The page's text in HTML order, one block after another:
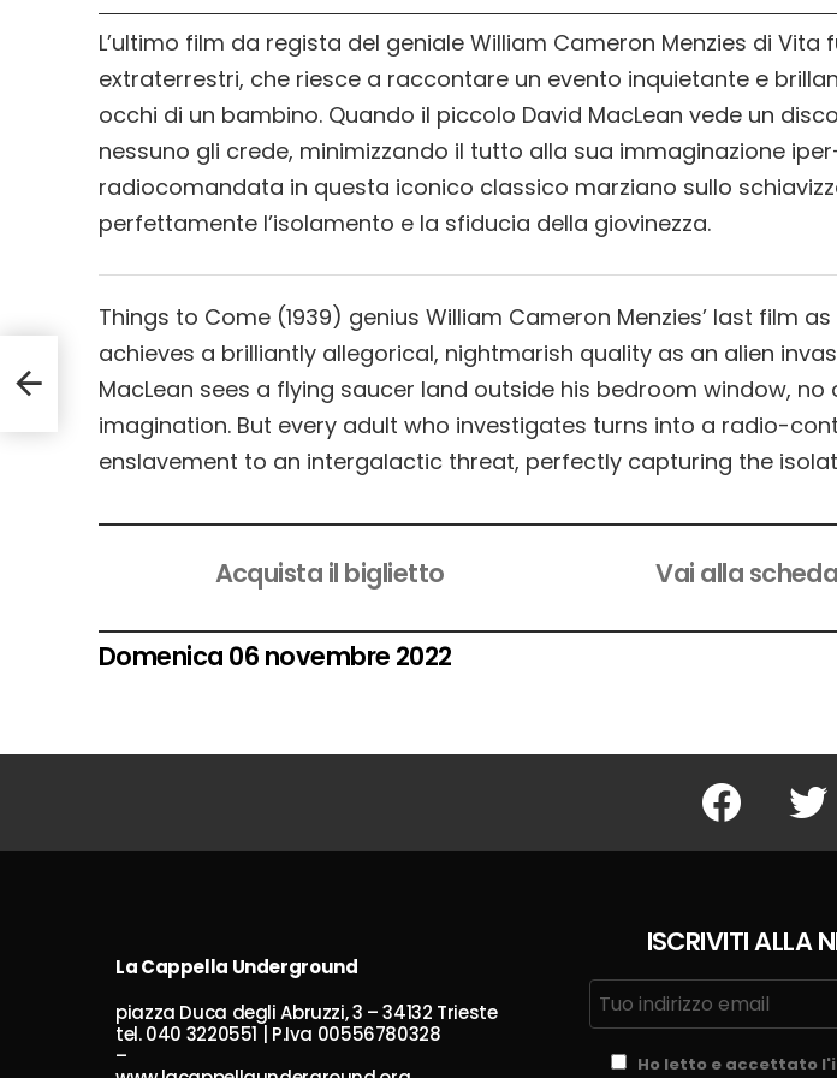
L’ultimo film da regista del geniale William Cameron Menzies di
extraterrestri, che riesce a raccontare un evento inquietante e
occhi di un bambino. Quando il piccolo David MacLean vede un
nessuno gli crede, minimizzando il tutto alla sua immaginazione
radiocomandata in questa iconico classico marziano sullo
perfettamente l’isolamento e la sfiducia della giovinezza.
Things to Come (1939) genius William Cameron Menzies’ last
achieves a brilliantly allegorical, nightmarish quality as an alien
MacLean sees a flying saucer land outside his bedroom window,
imagination. But every adult who investigates turns into a radio-
enslavement to an intergalactic threat, perfectly capturing the
Acquista il biglietto Vai alla
Domenica 06 novembre 2022
Facebook
La Cappella Underground
piazza Duca degli Abruzzi, 3 – 34132 Trieste
tel. 040 3220551 | P.Iva 00556780328
–
ISCRIVITI ALLA
Ho letto e accettato